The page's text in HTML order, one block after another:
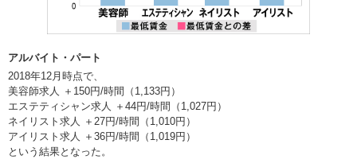
アルバイト・パート
2018年12月時点で、
美容師求人 ＋150円/時間（1,133円）
エステティシャン求人 ＋44円/時間（1,027円）
ネイリスト求人 ＋27円/時間（1,010円）
アイリスト求人 ＋36円/時間（1,019円）
という結果となった。